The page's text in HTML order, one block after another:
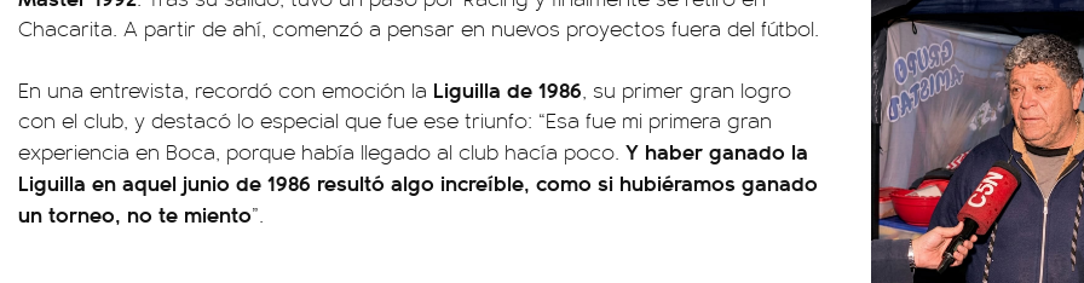
Chacarita. A partir de ahí, comenzó a pensar en nuevos proyectos fuera del fútbol.
En una entrevista, recordó con emoción la Liguilla de 1986, su primer gran logro
con el club, y destacó lo especial que fue ese triunfo: “Esa fue mi primera gran
experiencia en Boca, porque había llegado al club hacía poco. Y haber ganado la
Liguilla en aquel junio de 1986 resultó algo increíble, como si hubiéramos ganado
un torneo, no te miento”.